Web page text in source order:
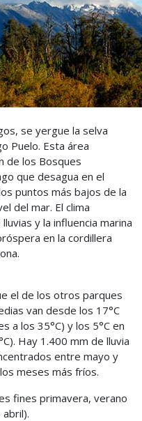
se yergue la selva
Puelo. Esta área
de los Bosques
que desagua en el
puntos más bajos de la
del mar. El clima
y la influencia marina
en la cordillera
el de los otros parques
van desde los 17°C
a los 35°C) y los 5°C en
Hay 1.400 mm de lluvia
entre mayo y
meses más fríos.
fines primavera, verano